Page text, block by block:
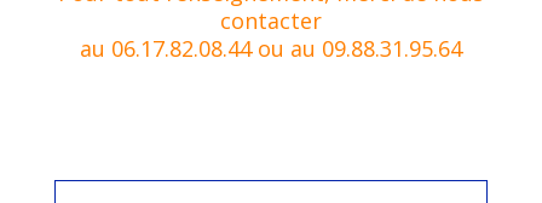
contacter
au 06.17.82.08.44 ou au 09.88.31.95.64